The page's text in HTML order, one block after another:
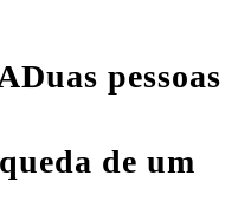
Duas pessoas
de um